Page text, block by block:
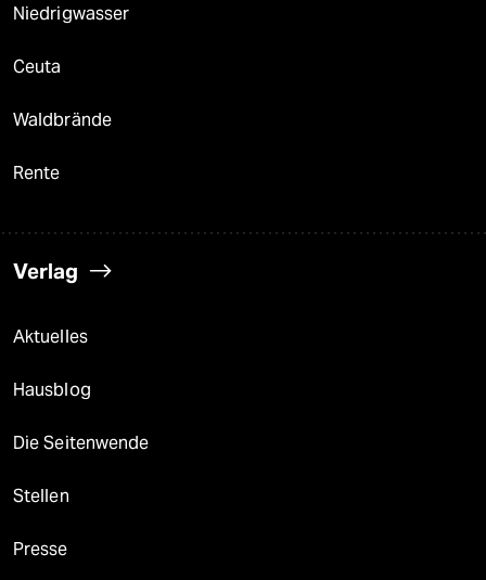
Niedrigwasser
Ceuta
Waldbrände
Rente
Verlag
Aktuelles
Hausblog
Die Seitenwende
Stellen
Presse